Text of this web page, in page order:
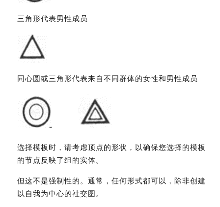
三角形代表男性成员
同心圆或三角形代表来自不同群体的女性和男性成员
选择模板时，请考虑顶点的形状，以确保您选择的模板
的节点反映了组的实体。
但这不是强制性的。通常，任何形式都可以，除非创建
以自我为中心的社交图。